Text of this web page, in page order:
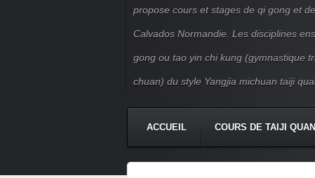
propose cours et stages de qi gong et
Calvados Normandie. Les disciplines
gong ou tao yin chi kung (gymnastique
chuan) du style Yangjia michuan taiji
ACCUEIL COURS DE TAIJI QUAN